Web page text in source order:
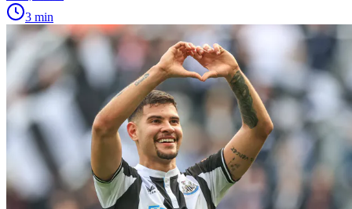
3 min